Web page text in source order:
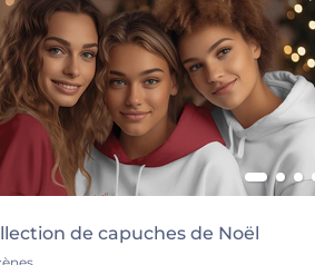
de capuches de Noël